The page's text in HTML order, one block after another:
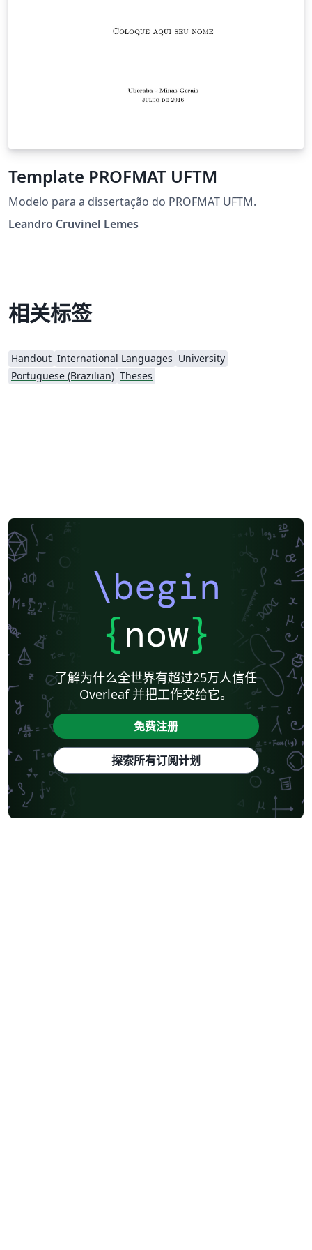
Template PROFMAT UFTM
Modelo para a dissertação do PROFMAT UFTM.
Leandro Cruvinel Lemes
相关标签
Handout International Languages University
Portuguese (Brazilian) Theses
\begin
{now}
了解为什么全世界有超过25万人信任
Overleaf 并把工作交给它。
免费注册
探索所有订阅计划